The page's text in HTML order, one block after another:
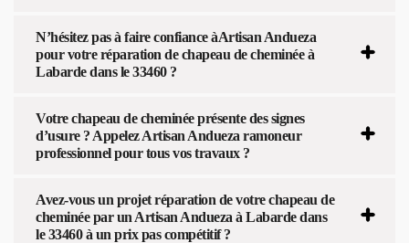
N’hésitez pas à faire confiance àArtisan Andueza
pour votre réparation de chapeau de cheminée à
Labarde dans le 33460 ?
Votre chapeau de cheminée présente des signes
d’usure ? Appelez Artisan Andueza ramoneur
professionnel pour tous vos travaux ?
Avez-vous un projet réparation de votre chapeau de
cheminée par un Artisan Andueza à Labarde dans
le 33460 à un prix pas compétitif ?